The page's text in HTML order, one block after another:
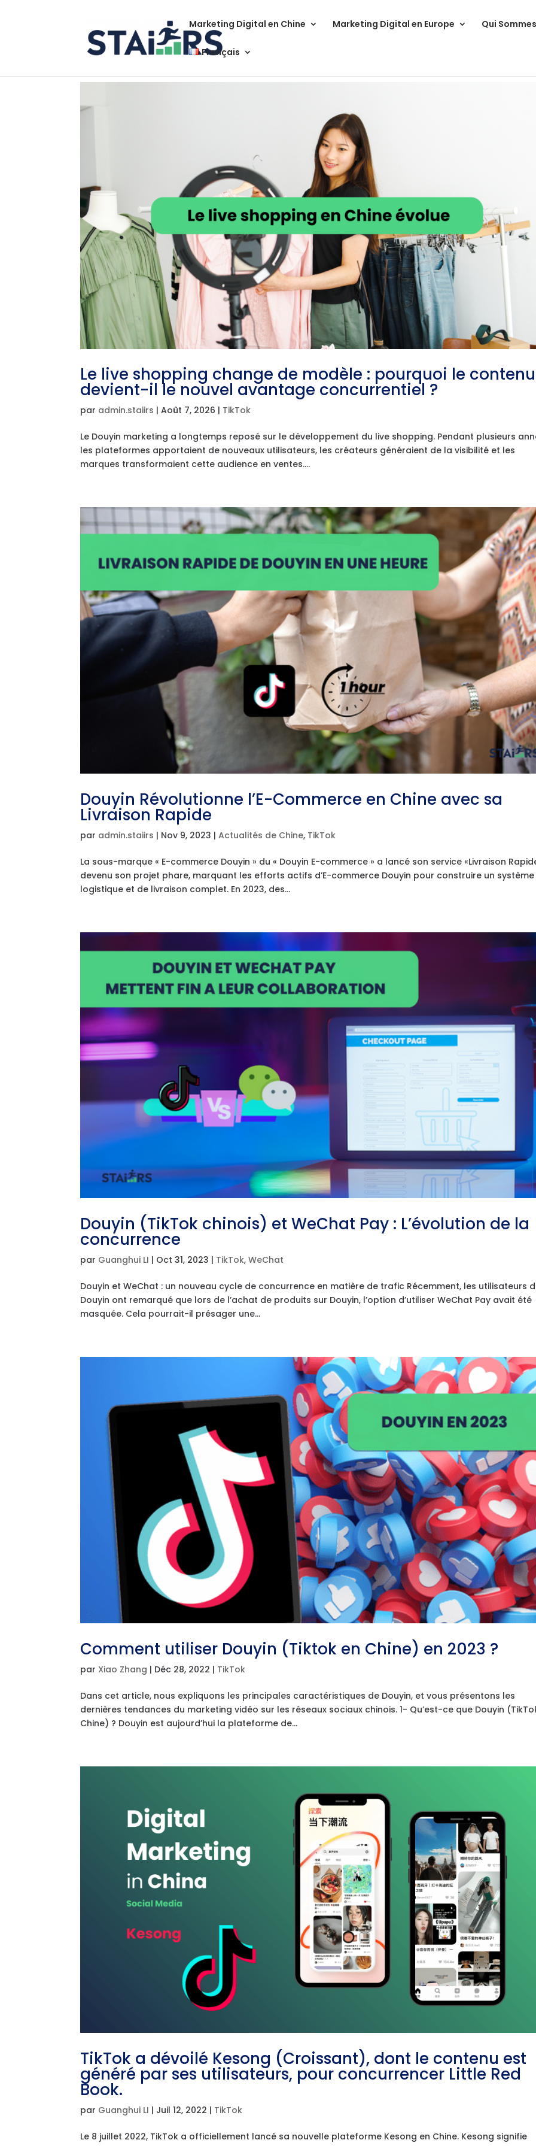
Marketing Digital en Chine Marketing Digital en Europe Qui
Français
Le live shopping change de modèle : pourquoi le contenu
devient-il le nouvel avantage concurrentiel ?
par admin.staiirs |Août 7, 2026 | TikTok
Le Douyin marketing a longtemps reposé sur le développement du live shopping. Pendant plusieurs
les plateformes apportaient de nouveaux utilisateurs, les créateurs généraient de la visibilité et les
marques transformaient cette audience en ventes....
Douyin Révolutionne l’E-Commerce en Chine avec sa
Livraison Rapide
par admin.staiirs | Nov 9, 2023 |Actualités de Chine, TikTok
La sous-marque « E-commerce Douyin » du « Douyin E-commerce » a lancé son service «Livraison
devenu son projet phare, marquant les efforts actifs d’E-commerce Douyin pour construire un
logistique et de livraison complet. En 2023, des...
Douyin (TikTok chinois) et WeChat Pay : L’évolution de la
concurrence
par Guanghui LI | Oct 31, 2023 | TikTok,WeChat
Douyin et WeChat : un nouveau cycle de concurrence en matière de trafic Récemment, les utilisateurs
Douyin ont remarqué que lors de l’achat de produits sur Douyin, l’option d’utiliser WeChat Pay avait été
masquée. Cela pourrait-il présager une...
Comment utiliser Douyin (Tiktok en Chine) en 2023 ?
par Xiao Zhang | Déc 28, 2022 | TikTok
Dans cet article, nous expliquons les principales caractéristiques de Douyin, et vous présentons les
dernières tendances du marketing vidéo sur les réseaux sociaux chinois. 1- Qu’est-ce que Douyin
Chine) ? Douyin est aujourd’hui la plateforme de...
TikTok a dévoilé Kesong (Croissant), dont le contenu est
généré par ses utilisateurs, pour concurrencer Little Red
Book.
par Guanghui LI | Juil 12, 2022 | TikTok
Le 8 juillet 2022, TikTok a officiellement lancé sa nouvelle plateforme Kesong en Chine. Kesong signifie